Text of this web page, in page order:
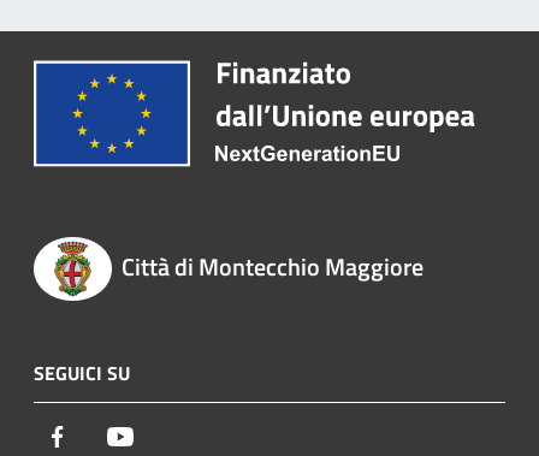
Città di Montecchio Maggiore
SEGUICI SU
Facebook